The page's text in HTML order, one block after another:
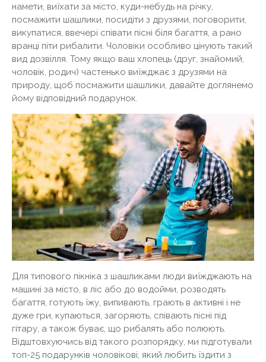
намети, виїхати за місто, куди-небудь на річку,
посмажити шашлики, посидіти з друзями, поговорити,
викупатися, ввечері співати пісні біля багаття, а рано
вранці піти рибалити. Чоловіки особливо цінують такий
вид дозвілля. Тому якщо ваш хлопець (друг, знайомий,
чоловік, родич) частенько виїжджає з друзями на
природу, щоб посмажити шашлики, давайте доглянемо
йому відповідний подарунок.
Для типового пікніка з шашликами люди виїжджають на
машині за місто, в ліс або до водойми, розводять
багаття, готують їжу, випивають, грають в активні і не
дуже гри, купаються, загоряють, співають пісні під
гітару, а також буває, що рибалять або полюють.
Відштовхуючись від такого розпорядку, ми підготували
топ-25 подарунків чоловікові, який любить їздити з